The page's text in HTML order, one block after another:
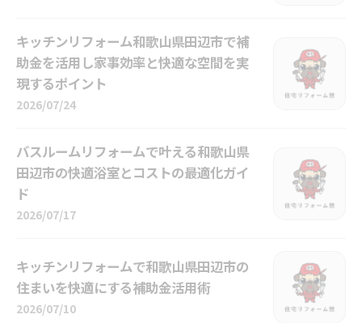
キッチンリフォーム和歌山県田辺市で補
助金を活用し家事効率と快適な空間を実
現するポイント
2026/07/24
バスルームリフォームで叶える和歌山県
田辺市の快適浴室とコストの最適化ガイ
ド
2026/07/17
キッチンリフォームで和歌山県田辺市の
住まいを快適にする補助金活用術
2026/07/10